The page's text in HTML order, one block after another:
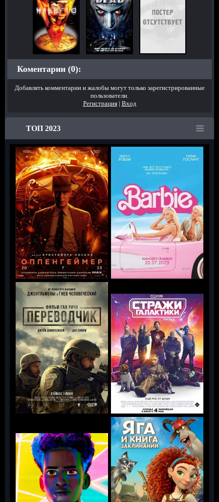
Коментарии (0):
Добавлять комментарии и жалобы могут только зарегистрированные
пользователи.
Регистрация| Вход
ТОП 2023